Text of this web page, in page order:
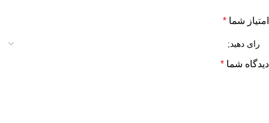
امتیاز شما *
دیدگاه شما *